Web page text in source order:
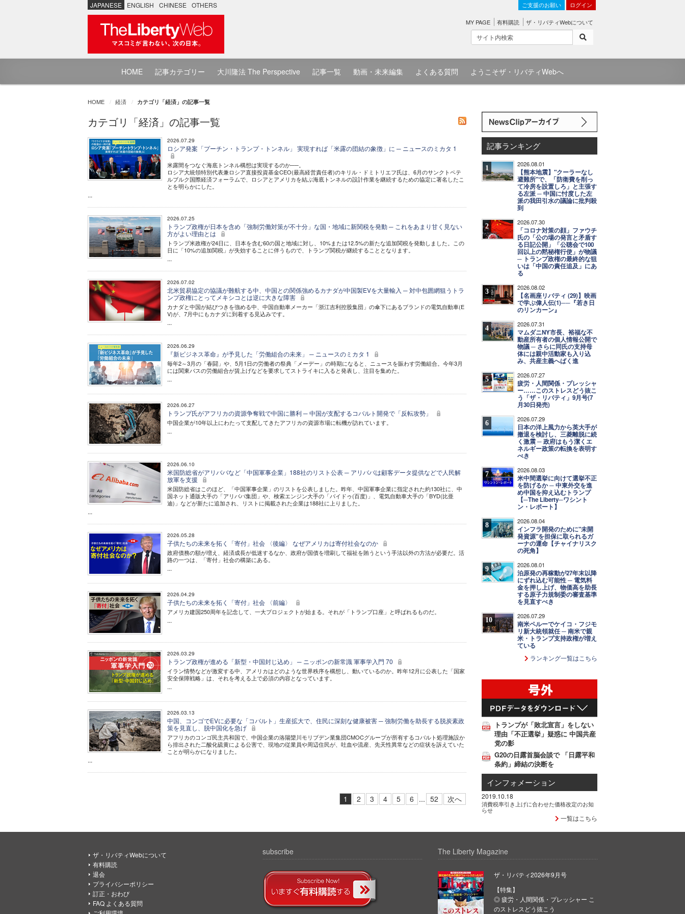
JAPANESE ENGLISH CHINESE OTHERS ご支援のお願い ログイン
MY PAGE 有料購読 ザ・リバティWebについて
HOME 記事カテゴリー 大川隆法 The Perspective 記事一覧 動画・未来編集 よくある質問 ようこそザ・リバティWebへ
HOME 経済 カテゴリ「経済」の記事一覧
カテゴリ「経済」の記事一覧
2026.07.29
ロシア発案「プーチン・トランプ・トンネル」 実現すれば「米露の団結の象徴」に ─ ニュースのミカタ 1
米露間をつなぐ海底トンネル構想は実現するのか──。
ロシア大統領特別代表兼ロシア直接投資基金CEO(最高経営責任者)のキリル・ドミトリエフ氏は、6月のサンクトペテ
ルブルク国際経済フォーラムで、ロシアとアメリカを結ぶ海底トンネルの設計作業を継続するための協定に署名したこ
とを明らかにした。
...
2026.07.25
トランプ政権が日本を含め「強制労働対策が不十分」な国・地域に新関税を発動 ─ これをあまり甘く見ない
方がよい理由とは
トランプ米政権が24日に、日本を含む60の国と地域に対し、10%または12.5%の新たな追加関税を発動しました。この
日に「10%の追加関税」が失効することに伴うもので、トランプ関税が継続することとなります。
...
2026.07.02
北米貿易協定の協議が難航する中、中国との関係強めるカナダが中国製EVを大量輸入 ─ 対中包囲網狙うトラ
ンプ政権にとってメキシコとは逆に大きな障害
カナダと中国が結びつきを強める中、中国自動車メーカー「浙江吉利控股集団」の傘下にあるブランドの電気自動車(E
V)が、7月中にもカナダに到着する見込みです。
...
2026.06.29
『新ビジネス革命』が予見した「労働組合の未来」 ─ ニュースのミカタ 1
毎年2～3月の「春闘」や、5月1日の労働者の祭典「メーデー」の時期になると、ニュースを賑わす労働組合。今年3月
には関東バスの労働組合が賃上げなどを要求してストライキに入ると発表し、注目を集めた。
...
2026.06.27
トランプ氏がアフリカの資源争奪戦で中国に勝利 ─ 中国が支配するコバルト開発で「反転攻勢」
中国企業が10年以上にわたって支配してきたアフリカの資源市場に転機が訪れています。
...
2026.06.10
米国防総省がアリババなど「中国軍事企業」188社のリスト公表 ─ アリババは顧客データ提供などで人民解
放軍を支援
米国防総省はこのほど、「中国軍事企業」のリストを公表しました。昨年、中国軍事企業に指定された約130社に、中
国ネット通販大手の「アリババ集団」や、検索エンジン大手の「バイドゥ(百度)」、電気自動車大手の「BYD(比亜
迪)」などが新たに追加され、リストに掲載された企業は188社に上りました。
...
2026.05.28
子供たちの未来を拓く「寄付」社会 〈後編〉 なぜアメリカは寄付社会なのか
政府債務の額が増え、経済成長が低迷するなか、政府が国債を増刷して福祉を賄うという手法以外の方法が必要だ。活
路の一つは、「寄付」社会の構築にある。
...
2026.04.29
子供たちの未来を拓く「寄付」社会 〈前編〉
アメリカ建国250周年を記念して、一大プロジェクトが始まる。それが「トランプ口座」と呼ばれるものだ。
...
2026.03.29
トランプ政権が進める「新型・中国封じ込め」 ─ ニッポンの新常識 軍事学入門 70
イラン情勢などが激変する中、アメリカはどのような世界秩序を構想し、動いているのか。昨年12月に公表した「国家
安全保障戦略」は、それを考える上で必須の内容となっています。
...
2026.03.13
中国、コンゴでEVに必要な「コバルト」生産拡大で、住民に深刻な健康被害 ─ 強制労働を助長する脱炭素政
策を見直し、脱中国化を急げ
アフリカのコンゴ民主共和国で、中国企業の洛陽欒川モリブデン業集団CMOCグループが所有するコバルト処理施設か
ら排出された二酸化硫黄による公害で、現地の従業員や周辺住民が、吐血や流産、先天性異常などの症状を訴えていた
ことが明らかになりました。
...
1 2 3 4 5 6 ... 52 次へ
記事ランキング
1 2026.08.01
【熊本地震】"クーラーなし
避難所"で、「防衛費を削っ
て冷房を設置しろ」と主張す
る左派 ─ 中国に忖度した左
派の我田引水の議論に批判殺
到
2 2026.07.30
「コロナ対策の顔」ファウチ
氏の「公の場の発言と矛盾す
る日記公開」「公聴会で100
回以上の黙秘権行使」が物議
─ トランプ政権の最終的な狙
いは「中国の責任追及」にあ
る
3 2026.08.02
【名画座リバティ (29)】映画
で学ぶ偉人伝(1)──『若き日
のリンカーン』
4 2026.07.31
マムダニNY市長、裕福な不
動産所有者の個人情報公開で
物議 ─ さらに同氏の支持母
体には親中活動家も入り込
み、共産主義へばく進
5 2026.07.27
疲労・人間関係・プレッシャ
ー……このストレスどう抜こ
う「ザ・リバティ」9月号(7
月30日発売)
6 2026.07.29
日本の洋上風力から英大手が
撤退を検討し、三菱離脱に続
く激震 ─ 政府はもう潔くエ
ネルギー政策の転換を表明す
べき
7 2026.08.03
米中間選挙に向けて選挙不正
を防げるか ─ 中東外交を進
め中国を抑え込むトランプ
【─The Liberty─ワシント
ン・レポート】
8 2026.08.04
インフラ開発のために"未開
発資源"を担保に取られるガ
ーナの運命【チャイナリスク
の死角】
9 2026.08.01
泊原発の再稼動が27年末以降
にずれ込む可能性 ─ 電気料
金を押し上げ、物価高を助長
する原子力規制委の審査基準
を見直すべき
10 2026.07.29
南米ペルーでケイコ・フジモ
リ新大統領就任 ─ 南米で親
米・トランプ支持政権が増え
ている
ランキング一覧はこちら
トランプが「敗北宣言」をしない
理由「不正選挙」疑惑に 中国共産
党の影
G20の日露首脳会談で 「日露平和
条約」締結の決断を
インフォメーション
2019.10.18
消費税率引き上げに合わせた価格改定のお知
らせ
一覧はこちら
ザ・リバティWebについて
有料購読
退会
プライバシーポリシー
訂正・おわび
FAQ よくある質問
subscribe The Liberty Magazine
ザ・リバティ2026年9月号
【特集】
◎ 疲労・人間関係・プレッシャー こ
のストレスどう抜こう